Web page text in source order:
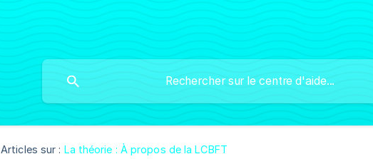
Articles sur : La théorie : À propos de la LCBFT